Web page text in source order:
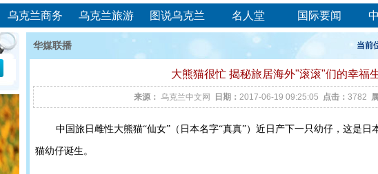
乌克兰商务 乌克兰旅游 图说乌克兰 名人堂 国际要闻
当前
华媒联播
大熊猫很忙 揭秘旅居海外"滚滚"们的幸福
来源： 乌克兰中文网 日期： 2017-06-19 09:25:05 点击： 3782
中国旅日雌性大熊猫“仙女”（日本名字“真真”）近日产下一只幼仔，这是
猫幼仔诞生。